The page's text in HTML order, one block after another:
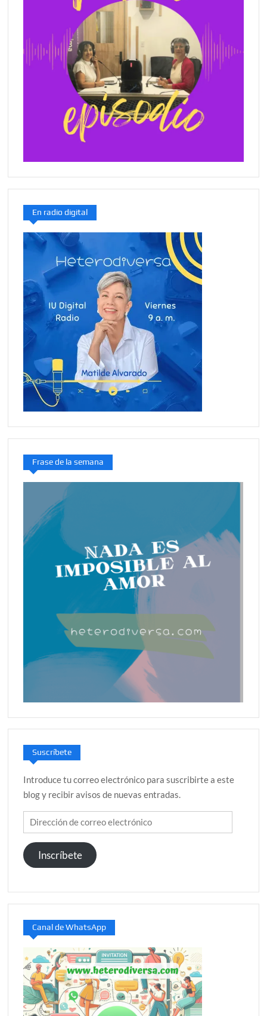
En radio digital
Frase de la semana
Suscríbete
Introduce tu correo electrónico para suscribirte a este
blog y recibir avisos de nuevas entradas.
Dirección
de
correo
electrónico
Inscríbete
Canal de WhatsApp